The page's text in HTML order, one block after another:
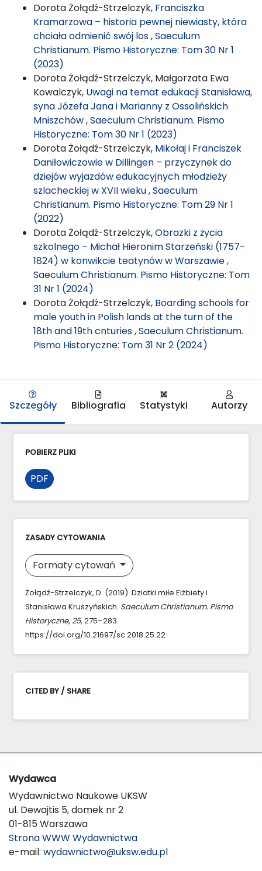
Dorota Żołądź-Strzelczyk, Franciszka
Kramarzowa – historia pewnej niewiasty, która
chciała odmienić swój los,Saeculum
Christianum. Pismo Historyczne: Tom 30 Nr 1
(2023)
Dorota Żołądź-Strzelczyk, Małgorzata Ewa
Kowalczyk, Uwagi na temat edukacji Stanisława,
syna Józefa Jana i Marianny z Ossolińskich
Mniszchów,Saeculum Christianum. Pismo
Historyczne: Tom 30 Nr 1 (2023)
Dorota Żołądź-Strzelczyk, Mikołaj i Franciszek
Daniłowiczowie w Dillingen – przyczynek do
dziejów wyjazdów edukacyjnych młodzieży
szlacheckiej w XVII wieku,Saeculum
Christianum. Pismo Historyczne: Tom 29 Nr 1
(2022)
Dorota Żołądź-Strzelczyk,Obrazki z życia
szkolnego – Michał Hieronim Starzeński (1757-
1824) w konwikcie teatynów w Warszawie,
Saeculum Christianum. Pismo Historyczne: Tom
31 Nr 1 (2024)
Dorota Żołądź-Strzelczyk, Boarding schools for
male youth in Polish lands at the turn of the
18th and 19th cnturies,Saeculum Christianum.
Pismo Historyczne: Tom 31 Nr 2 (2024)
Szczegóły Bibliografia Statystyki Autorzy
POBIERZ PLIKI
PDF
ZASADY CYTOWANIA
Formaty cytowań
Żołądź-Strzelczyk, D. (2019). Dziatki miłe Elżbiety i
Stanisława Kruszyńskich. Saeculum Christianum. Pismo
Historyczne, 25, 275–283.
https://doi.org/10.21697/sc.2018.25.22
CITED BY / SHARE
Wydawca
Wydawnictwo Naukowe UKSW
ul. Dewajtis 5, domek nr 2
01-815 Warszawa
Strona WWW Wydawnictwa
e-mail: wydawnictwo@uksw.edu.pl